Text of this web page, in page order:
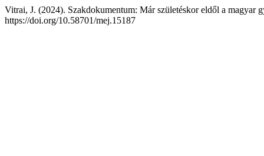
Vitrai, J. (2024). Szakdokumentum: Már születéskor eldől a magyar
https://doi.org/10.58701/mej.15187